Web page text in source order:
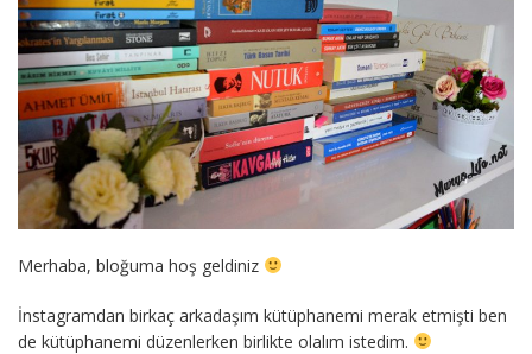
Merhaba, bloğuma hoş geldiniz
İnstagramdan birkaç arkadaşım kütüphanemi merak etmişti ben
de kütüphanemi düzenlerken birlikte olalım istedim.